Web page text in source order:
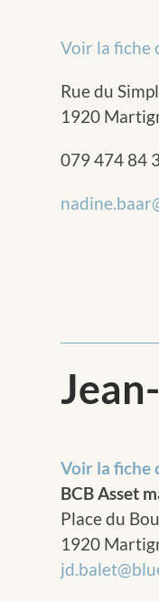
Voir la fiche
Rue du
1920
079 474 84
Voir la fiche
BCB Asset
Place du
1920